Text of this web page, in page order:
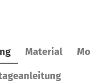
Material